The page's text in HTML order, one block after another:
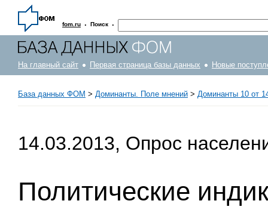
fom.ru · Поиск ·
На главный сайт Первая страница базы данных Новые
База данных ФОМ > Доминанты. Поле мнений > Доминанты 10 от
14.03.2013, Опрос
Политические